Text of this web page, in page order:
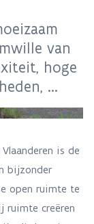
van
hoge
...
is de
bijzonder
open ruimte te
ruimte creëren